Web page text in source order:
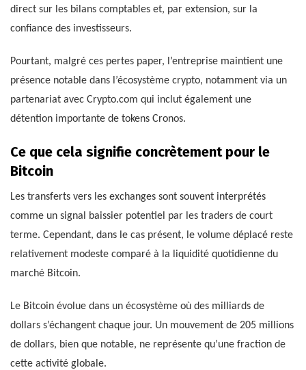
direct sur les bilans comptables et, par extension, sur la
confiance des investisseurs.
Pourtant, malgré ces pertes paper, l’entreprise maintient une
présence notable dans l’écosystème crypto, notamment via un
partenariat avec Crypto.com qui inclut également une
détention importante de tokens Cronos.
Ce que cela signifie concrètement pour le
Bitcoin
Les transferts vers les exchanges sont souvent interprétés
comme un signal baissier potentiel par les traders de court
terme. Cependant, dans le cas présent, le volume déplacé reste
relativement modeste comparé à la liquidité quotidienne du
marché Bitcoin.
Le Bitcoin évolue dans un écosystème où des milliards de
dollars s’échangent chaque jour. Un mouvement de 205 millions
de dollars, bien que notable, ne représente qu’une fraction de
cette activité globale.